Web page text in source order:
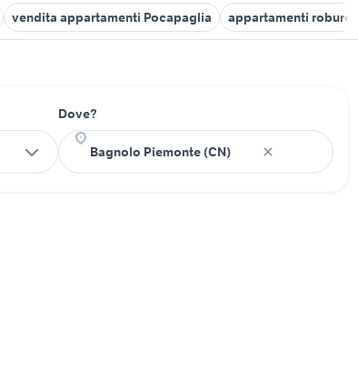
vendita appartamenti Pocapaglia appartamenti roburent
Dove?